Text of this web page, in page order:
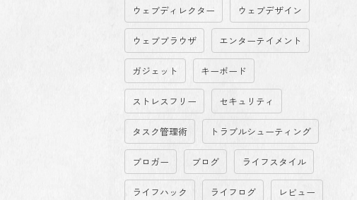
ウェブディレクター ウェブデザイン
ウェブブラウザ エンターテイメント
ガジェット キーボード
ストレスフリー セキュリティ
タスク管理術 トラブルシューティング
ブロガー ブログ ライフスタイル
ライフハック ライフログ レビュー